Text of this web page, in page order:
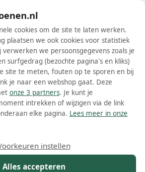
Wis filters Alle filters
enkellaarsjes
cookies om de site te laten werken.
plaatsen we ook cookies voor statistiek
we persoonsgegevens zoals je
surfgedrag (bezochte pagina's en kliks)
site te meten, fouten op te sporen en bij
je naar een webshop gaat. Deze
onze 3 partners. Je kunt je
intrekken of wijzigen via de link
elke pagina. Lees meer in onze
Alles accepteren
instellen